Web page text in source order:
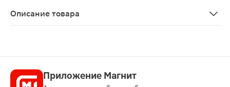
Описание товара
Приложение Магнит